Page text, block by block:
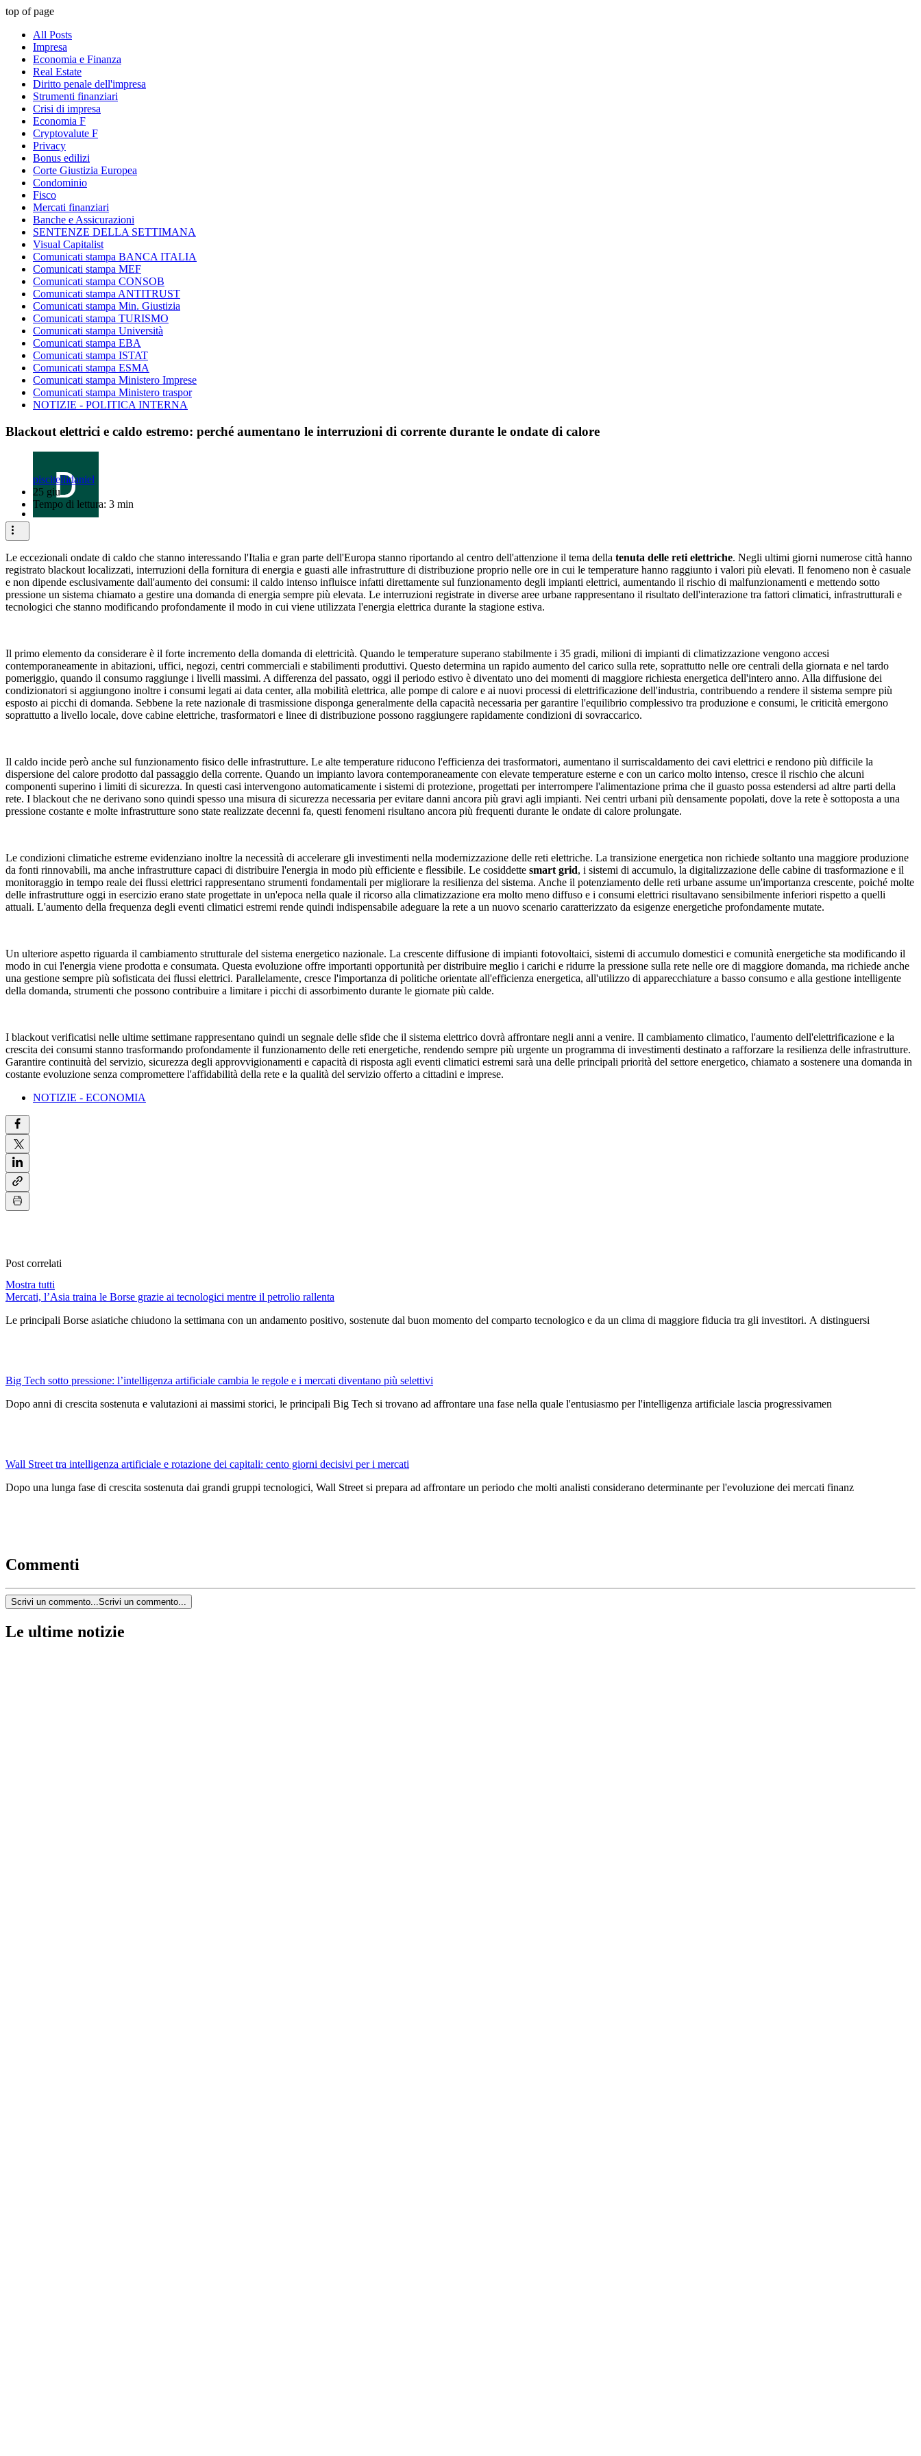
top of page
All Posts
Impresa
Economia e Finanza
Real Estate
Diritto penale dell'impresa
Strumenti finanziari
Crisi di impresa
Economia F
Cryptovalute F
Privacy
Bonus edilizi
Corte Giustizia Europea
Condominio
Fisco
Mercati finanziari
Banche e Assicurazioni
SENTENZE DELLA SETTIMANA
Visual Capitalist
Comunicati stampa BANCA ITALIA
Comunicati stampa MEF
Comunicati stampa CONSOB
Comunicati stampa ANTITRUST
Comunicati stampa Min. Giustizia
Comunicati stampa TURISMO
Comunicati stampa Università
Comunicati stampa EBA
Comunicati stampa ISTAT
Comunicati stampa ESMA
Comunicati stampa Ministero Imprese
Comunicati stampa Ministero traspor
NOTIZIE - POLITICA INTERNA
Blackout elettrici e caldo estremo: perché aumentano le interruzioni di corrente durante le ondate di calore
piscitellidaniel
25 giu
Tempo di lettura: 3 min
Le eccezionali ondate di caldo che stanno interessando l'Italia e gran parte dell'Europa stanno riportando al centro dell'attenzione il tema della tenuta delle reti elettriche. Negli ultimi giorni numerose città hanno
registrato blackout localizzati, interruzioni della fornitura di energia e guasti alle infrastrutture di distribuzione proprio nelle ore in cui le temperature hanno raggiunto i valori più elevati. Il fenomeno non è casuale
e non dipende esclusivamente dall'aumento dei consumi: il caldo intenso influisce infatti direttamente sul funzionamento degli impianti elettrici, aumentando il rischio di malfunzionamenti e mettendo sotto
pressione un sistema chiamato a gestire una domanda di energia sempre più elevata. Le interruzioni registrate in diverse aree urbane rappresentano il risultato dell'interazione tra fattori climatici, infrastrutturali e
tecnologici che stanno modificando profondamente il modo in cui viene utilizzata l'energia elettrica durante la stagione estiva.
Il primo elemento da considerare è il forte incremento della domanda di elettricità. Quando le temperature superano stabilmente i 35 gradi, milioni di impianti di climatizzazione vengono accesi
contemporaneamente in abitazioni, uffici, negozi, centri commerciali e stabilimenti produttivi. Questo determina un rapido aumento del carico sulla rete, soprattutto nelle ore centrali della giornata e nel tardo
pomeriggio, quando il consumo raggiunge i livelli massimi. A differenza del passato, oggi il periodo estivo è diventato uno dei momenti di maggiore richiesta energetica dell'intero anno. Alla diffusione dei
condizionatori si aggiungono inoltre i consumi legati ai data center, alla mobilità elettrica, alle pompe di calore e ai nuovi processi di elettrificazione dell'industria, contribuendo a rendere il sistema sempre più
esposto ai picchi di domanda. Sebbene la rete nazionale di trasmissione disponga generalmente della capacità necessaria per garantire l'equilibrio complessivo tra produzione e consumi, le criticità emergono
soprattutto a livello locale, dove cabine elettriche, trasformatori e linee di distribuzione possono raggiungere rapidamente condizioni di sovraccarico.
Il caldo incide però anche sul funzionamento fisico delle infrastrutture. Le alte temperature riducono l'efficienza dei trasformatori, aumentano il surriscaldamento dei cavi elettrici e rendono più difficile la
dispersione del calore prodotto dal passaggio della corrente. Quando un impianto lavora contemporaneamente con elevate temperature esterne e con un carico molto intenso, cresce il rischio che alcuni
componenti superino i limiti di sicurezza. In questi casi intervengono automaticamente i sistemi di protezione, progettati per interrompere l'alimentazione prima che il guasto possa estendersi ad altre parti della
rete. I blackout che ne derivano sono quindi spesso una misura di sicurezza necessaria per evitare danni ancora più gravi agli impianti. Nei centri urbani più densamente popolati, dove la rete è sottoposta a una
pressione costante e molte infrastrutture sono state realizzate decenni fa, questi fenomeni risultano ancora più frequenti durante le ondate di calore prolungate.
Le condizioni climatiche estreme evidenziano inoltre la necessità di accelerare gli investimenti nella modernizzazione delle reti elettriche. La transizione energetica non richiede soltanto una maggiore produzione
da fonti rinnovabili, ma anche infrastrutture capaci di distribuire l'energia in modo più efficiente e flessibile. Le cosiddette smart grid, i sistemi di accumulo, la digitalizzazione delle cabine di trasformazione e il
monitoraggio in tempo reale dei flussi elettrici rappresentano strumenti fondamentali per migliorare la resilienza del sistema. Anche il potenziamento delle reti urbane assume un'importanza crescente, poiché molte
delle infrastrutture oggi in esercizio erano state progettate in un'epoca nella quale il ricorso alla climatizzazione era molto meno diffuso e i consumi elettrici risultavano sensibilmente inferiori rispetto a quelli
attuali. L'aumento della frequenza degli eventi climatici estremi rende quindi indispensabile adeguare la rete a un nuovo scenario caratterizzato da esigenze energetiche profondamente mutate.
Un ulteriore aspetto riguarda il cambiamento strutturale del sistema energetico nazionale. La crescente diffusione di impianti fotovoltaici, sistemi di accumulo domestici e comunità energetiche sta modificando il
modo in cui l'energia viene prodotta e consumata. Questa evoluzione offre importanti opportunità per distribuire meglio i carichi e ridurre la pressione sulla rete nelle ore di maggiore domanda, ma richiede anche
una gestione sempre più sofisticata dei flussi elettrici. Parallelamente, cresce l'importanza di politiche orientate all'efficienza energetica, all'utilizzo di apparecchiature a basso consumo e alla gestione intelligente
della domanda, strumenti che possono contribuire a limitare i picchi di assorbimento durante le giornate più calde.
I blackout verificatisi nelle ultime settimane rappresentano quindi un segnale delle sfide che il sistema elettrico dovrà affrontare negli anni a venire. Il cambiamento climatico, l'aumento dell'elettrificazione e la
crescita dei consumi stanno trasformando profondamente il funzionamento delle reti energetiche, rendendo sempre più urgente un programma di investimenti destinato a rafforzare la resilienza delle infrastrutture.
Garantire continuità del servizio, sicurezza degli approvvigionamenti e capacità di risposta agli eventi climatici estremi sarà una delle principali priorità del settore energetico, chiamato a sostenere una domanda in
costante evoluzione senza compromettere l'affidabilità della rete e la qualità del servizio offerto a cittadini e imprese.
NOTIZIE - ECONOMIA
Post correlati
Mostra tutti
Mercati, l’Asia traina le Borse grazie ai tecnologici mentre il petrolio rallenta
Le principali Borse asiatiche chiudono la settimana con un andamento positivo, sostenute dal buon momento del comparto tecnologico e da un clima di maggiore fiducia tra gli investitori. A distinguersi
Big Tech sotto pressione: l’intelligenza artificiale cambia le regole e i mercati diventano più selettivi
Dopo anni di crescita sostenuta e valutazioni ai massimi storici, le principali Big Tech si trovano ad affrontare una fase nella quale l'entusiasmo per l'intelligenza artificiale lascia progressivamen
Wall Street tra intelligenza artificiale e rotazione dei capitali: cento giorni decisivi per i mercati
Dopo una lunga fase di crescita sostenuta dai grandi gruppi tecnologici, Wall Street si prepara ad affrontare un periodo che molti analisti considerano determinante per l'evoluzione dei mercati finanz
Commenti
Scrivi un commento... Scrivi un commento...
Le ultime notizie